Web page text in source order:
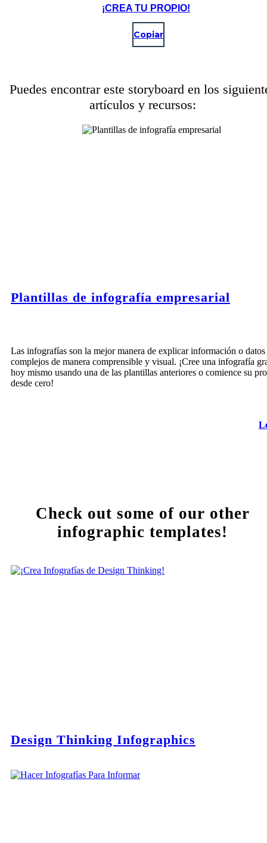
¡CREA TU PROPIO!
Copiar
Puedes encontrar este storyboard en los
artículos y recursos:
Plantillas de infografía empresarial
Las infografías son la mejor manera de explicar información o datos
complejos de manera comprensible y visual. ¡Cree una infografía
hoy mismo usando una de las plantillas anteriores o comience su
desde cero!
Check out some of our other
infographic templates!
Design Thinking Infographics